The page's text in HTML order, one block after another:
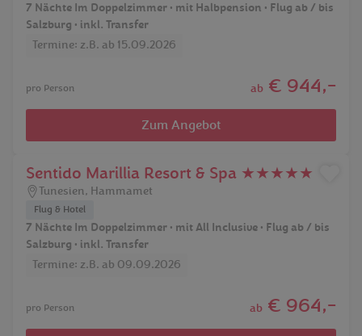
7 Nächte Im Doppelzimmer • mit Halbpension • Flug ab / bis
Salzburg • inkl. Transfer
Termine: z.B. ab 15.09.2026
pro Person ab € 944,-
Zum Angebot
Sentido Marillia Resort & Spa ★★★★★
Tunesien, Hammamet
Flug & Hotel
7 Nächte Im Doppelzimmer • mit All Inclusive • Flug ab / bis
Salzburg • inkl. Transfer
Termine: z.B. ab 09.09.2026
pro Person ab € 964,-